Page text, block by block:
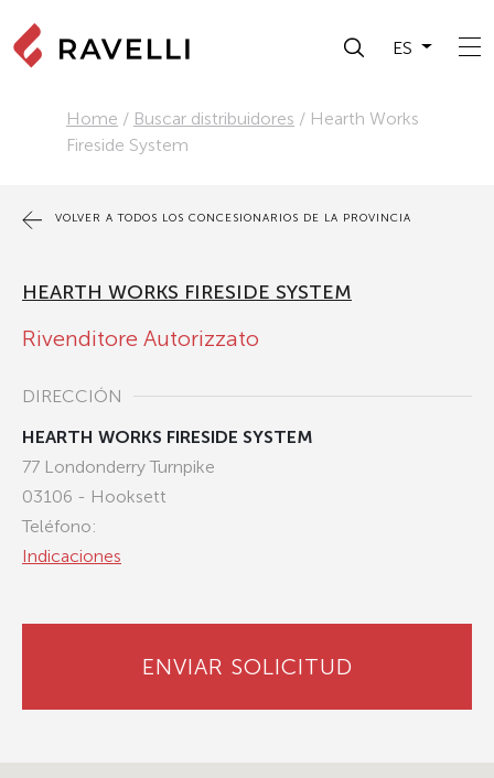
ES
Home / Buscar distribuidores / Hearth Works
Fireside System
VOLVER A TODOS LOS CONCESIONARIOS DE LA PROVINCIA
HEARTH WORKS FIRESIDE SYSTEM
Rivenditore Autorizzato
DIRECCIÓN
HEARTH WORKS FIRESIDE SYSTEM
77 Londonderry Turnpike
03106 - Hooksett
Teléfono:
Indicaciones
ENVIAR SOLICITUD